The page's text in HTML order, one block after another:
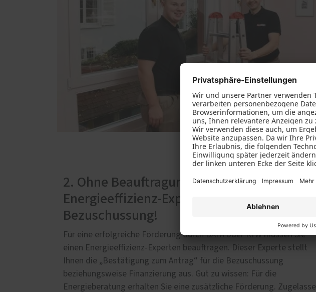
2. Ohne Beauftragung eines
Energieeffizienz-Experten keine
Bezuschussung!
Für eine erfolgreiche Förderung durch BAFA oder KfW müssen Sie
einen Energieeffizienz-Experten beauftragen. Dieser Experte stellt
Ihnen die „Bestätigung zum Antrag“ für die Bezuschussung
beziehungsweise Finanzierung aus. Gut zu wissen: Für die
Energieberatung erhalten Sie eine zusätzliche Förderung.